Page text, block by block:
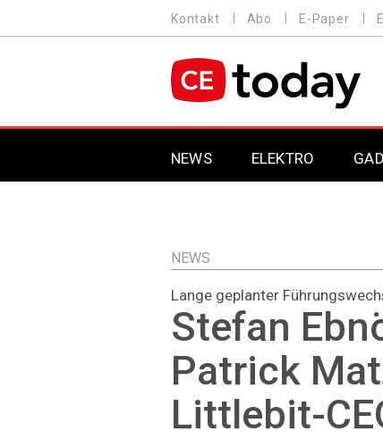
zum
MENU
Kontakt Abo E-Paper
MAIN NAVIGATION
NEWS ELEKTRO
NEWS
Lange geplanter
Stefan
Patrick
Littlebit-